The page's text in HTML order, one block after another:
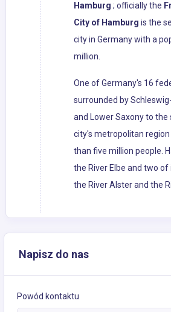
Hamburg ; officially the
City of Hamburg is the
city in Germany with a
million.
One of Germany's 16
surrounded by
and Lower Saxony to the
city's metropolitan
than five million people.
the River Elbe and two
the River Alster and the
Napisz do nas
Powód kontaktu